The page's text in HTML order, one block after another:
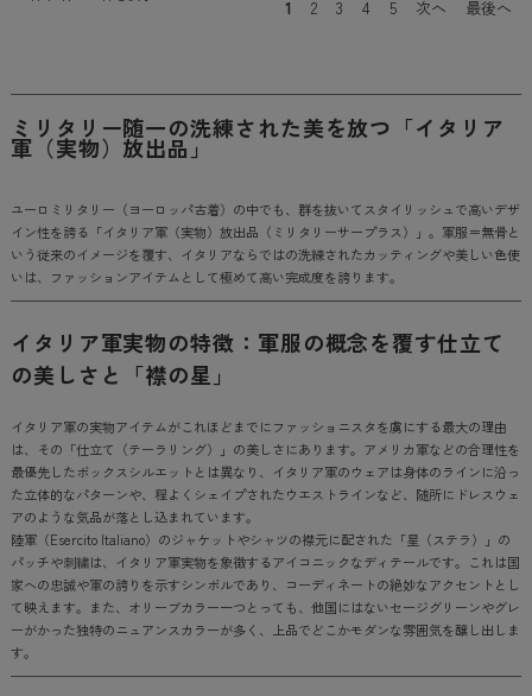
1 2 3 4 5 次へ 最後へ
ミリタリー随一の洗練された美を放つ「イタリア
軍（実物）放出品」
ユーロミリタリー（ヨーロッパ古着）の中でも、群を抜いてスタイリッシュで高いデザ
イン性を誇る「イタリア軍（実物）放出品（ミリタリーサープラス）」。軍服＝無骨と
いう従来のイメージを覆す、イタリアならではの洗練されたカッティングや美しい色使
いは、ファッションアイテムとして極めて高い完成度を誇ります。
イタリア軍実物の特徴：軍服の概念を覆す仕立て
の美しさと「襟の星」
イタリア軍の実物アイテムがこれほどまでにファッショニスタを虜にする最大の理由
は、その「仕立て（テーラリング）」の美しさにあります。アメリカ軍などの合理性を
最優先したボックスシルエットとは異なり、イタリア軍のウェアは身体のラインに沿っ
た立体的なパターンや、程よくシェイプされたウエストラインなど、随所にドレスウェ
アのような気品が落とし込まれています。
陸軍（Esercito Italiano）のジャケットやシャツの襟元に配された「星（ステラ）」の
パッチや刺繍は、イタリア軍実物を象徴するアイコニックなディテールです。これは国
家への忠誠や軍の誇りを示すシンボルであり、コーディネートの絶妙なアクセントとし
て映えます。また、オリーブカラー一つとっても、他国にはないセージグリーンやグレ
ーがかった独特のニュアンスカラーが多く、上品でどこかモダンな雰囲気を醸し出しま
す。